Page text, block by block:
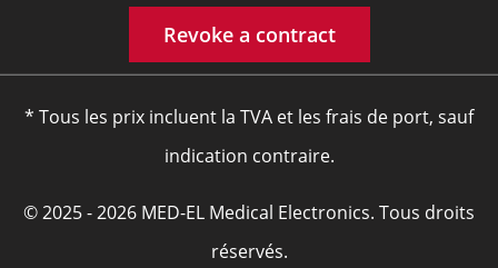
Revoke a contract
* Tous les prix incluent la TVA et les frais de port, sauf
indication contraire.
© 2025 - 2026 MED-EL Medical Electronics. Tous droits
réservés.